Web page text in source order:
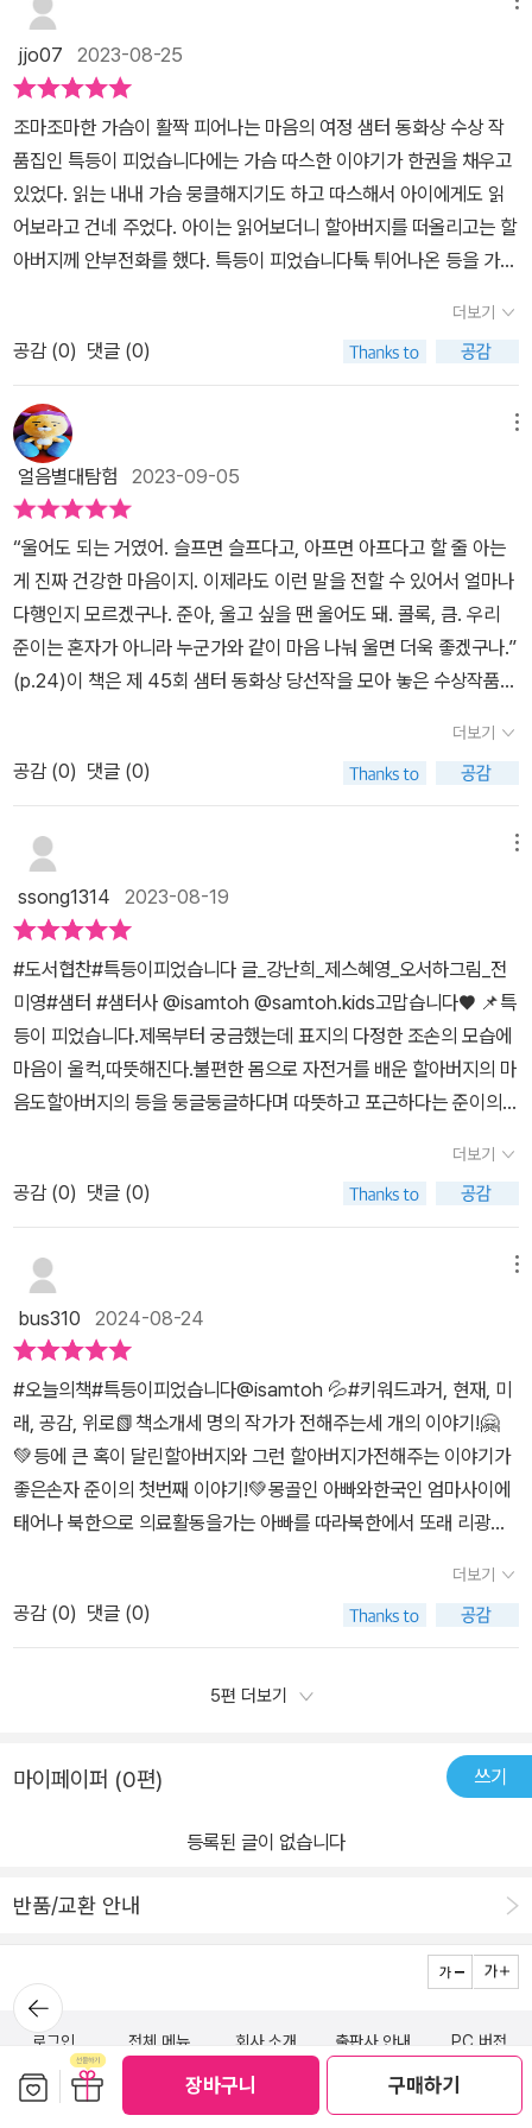
장바구니 구매하기
해 생각해 보면 좋겠다.● 나는 웃음을 통해 전해지는 할머니의 행복
한 마음을 입력하고 배웠다. 행복을 배우면 나도 행복해졌다. 새로운
마음을 배울 때마다 내 마음이 점점 자라는 것 같았다.(76쪽)
어쩐지 홀가분하다광명이의 말로 인해 다시 가슴이 두근거린다서로
달리 살아온 두 아이의 우정으로마음 깊이 있던 상처가 치유되고 회
복된다구름을 보며 광명이 말했던 말이 자꾸만 떠오른다초록이가 희
망을 마주해서 다행이다“저기, 구름이 오른쪽으로 움직이네.”“아니
디. 구름은 바람 따라 움직이는 거디. 그림도 마찬가지고. 마음 따라
기케 붓이 움직이는 거디.” - p.63▪️연두는 손자 로봇이다할머니가 연
두색을 좋아한다는 정보를 참고하여목에 연두색 리본을 매달고 이름
도 연두가 되었다할머니의 감정과 건강을 확인하고 집안일을 돕는다
두의 임무다연두를 진짜 손자처럼 대해주는 할머니는 웃음이 가득하
다동네 사람에게도 손자라고 소개해 준다할머니와 마을 회관에 갔다
가 진돗개 호야를 만나고호야에게서 자신의 할아버지와 연두의 할머
니가 같이 살 수도 있으며 자신은 반려견이기 때문에 한 가족이고나
이가 연두보다 많으니까 형님이라는 이야기를 듣는다함께 살게 되면
쓸모 없어진 자신을 할머니가 다시반품할지도 모른다는 생각에 슬픔
을 느끼는 연두결국 스스로 상자에 들어가서 전원을 내리겠다고 마음
먹고나무 상자에 들어간 그때, 할머니와 할아버지 그리고호야까지 연
두를 찾아 나섰다가 연두를 발견한다진짜 마음을 발견하고 사랑을 만
난 연두의 이야기AI가 느끼는 가족의 사랑이 특별하게 다가온다마을
회관 안에서 할머니와 할아버지의 웃음소리가 크게 흘러나왔다. 웃음
소리를 분석하니, 서로에게 맞장구치는 웃음이었다. 나는 ‘친밀감’이
했다. 새로운 마음이었다. 이 마음도 업그레이드해야 하는데 무엇이
라고 이름 지을 수 없어서 일단 '이상한 마음'이라고 입력했다. - p.82
마음에 꽃이 피는 듯한 책을 만나서 기쁘다가슴이 찡해지고 감동이
밀려온다따뜻한 이 책을 추천한다
특등이 피었습니다>이다. 할아버지와 손자의 사랑을 담은 특등 <특
에게 작약을 설명하신다. '작약을 '함박'이라고도 부른단다. 할아버지
는 이 이름이 더 좋구나. '함박'하면 괜히 기분이 좋아져 웃음이 날 것
같단 말이지. 준이 네 생각은 어떠니?'맞다. '함박'이라는 이름을 떠올
리자 입이 저절로 벌어졌다. 크고 탐스러운 꽃송이가 내 입에 활짝 피
는 것 같았다.​할아버지를 사랑하는 준이, 함박웃음을 짓는 할아버지
를 안아주고 싶은 마음에 할아버지를 두 팔로 감싸 안았다. 할아버지
는 준이가 톡 튀어나온 등에 손자가 불편할 까 걱정이다. 하지만 준이
는 툭 튀어나온 등을 통해 전해지는 할아버지의 목소리가 슬프게 느
껴진다. 할아버지는 어릴 적부터 툭 튀어나온 등 때문에 이름이 아닌
아버지는 ‘툭등’이 아니라 ‘특등’이에요. 제게는 이 세상에 하나밖에
없는 아주 ‘특별한 사랑의 등’이에요.”할아버지는 준이가 쓴 시처럼
둥둥둥글한 가슴을 가지고 살기를 바란다. 평범하게 즐기는 삶을 살
라는 할아버지의 마음과 같다. 하지만 떨어지는 감꽃에 준이 마음도
툭! 툭! 떨어진다. 준이에게 특등은 세상에 하나뿐인 등이다. 준이에게
특등이 더 이쁘게 다가갈수록 준이가 할아버지의 아픔을 이해할수록
할아버지와 가까워지면서도 헤어짐을 준비하고 있는 것만 같아서 마
음이 아려왔다.​ '해거리는 하는 데는 다 이유가 있단다. 감나무는 스스
로 모을 회복하기 위해 노력하고 있는 거야. 꽃을 더 떨어뜨리고, 달려
많이 맺으려면 나무도 힘이 드니 그렇게 쉬어 가며 힘을 키우고 있는
거란다.'​ ​감나무가 사람처럼 스스로 몸을 회복하기 위해 노력하는 모
습 해거리. 마당에 피고 지던 감꽃이 떠올랐다. 떨어진 감꽃으로 훌륭
한 허리띠를 만든 할아버지는 준이에게​ ​'힘든 일이 있어도 기죽지 말
고 당당했으면 좋겠구나. 봐라, 떨어진 꽃도 허리띠로 새로워졌잖니?
준아, 주눅 들지 말아라. 꽃처럼 말이야.' 태어날 때부터 지고 태어났
다는 할아버지는 온전하게 아픔을 느끼며 살아왔다. 제 이름을 두고
도 툭등이로 불리는 할아버지는 무던히도 많이 울었고, 크면서는 누
가 볼까 싶어 눈물만은 애써 참았지만 마음만은 지기 싫었던 모습이
그대로 드러난다. 그래서인지 할아버지에게 ‘툭등네’라는 별칭은 더
아프게 느껴진다. ​울어도 되는 거였어. 슬프면 슬프다고, 아프면 아프
다고 할 줄 아는 게 진짜 건강한 마음이지.​​ ​할아버지의 아픔을 조금씩
낄 수 있다. 할아버지 또한 준이를 따뜻한 시선으로 바라봐 주는 이야
기들이 많았다. 준이를 위한 응원이자 당부의 말이다. 읽는 동안 그리
운 할아버지가 소환되었다. 준이와 할아버지의 따뜻한 마음이 그대로
전해져 책을 덮어도 긴 여운이 남는 이야기였다. 그리운 할아버지가
니다. -​
jjo07 2023-08-25
조마조마한 가슴이 활짝 피어나는 마음의 여정 샘터 동화상 수상 작
품집인 특등이 피었습니다에는 가슴 따스한 이야기가 한권을 채우고
있었다. 읽는 내내 가슴 뭉클해지기도 하고 따스해서 아이에게도 읽
어보라고 건네 주었다. 아이는 읽어보더니 할아버지를 떠올리고는 할
아버지께 안부전화를 했다. 특등이 피었습니다툭 튀어나온 등을 가진
느끼면서도 모른척하며 손자인 준이를 데리러 가기 위해 자전거를 타
고 가시는 할아버지. 할아버지의 사랑을 느껴보지 못한 내게는 알 수
없는 감정이지만, 할아버지의 사랑 듬뿍 받으며 언제나 할아버지의
우선 순위 1번인 아이는 그 모습을 바라보며 할아버지를 떠올렸다. 할
아버지가 부끄럽지 않느냐고 건넨 말에 준이의 가슴은 감꽃이 떨어지
듯 툭 떨어진다. 툭 튀어나온 할아버지의 등을 이 세상에 하나 밖에 없
는 아주 '특별한 사랑의 등'이라며 '특등'이라고 말하는 준이의 모습이
너무나도 사랑스럽다.리광명을 만나다북한에 주기적으로 안과치료를
하러가는 아빠를 따라 북한으로 간 남한 아이. 그곳에서 만나게 된 북
한 아이 리광명.아빠가 북한에서 봉사를 하는 동안 어떤 연락조차 닿
지 않아 아빠를 뺏긴 기분이 들었던 아이는 북한에서 리광명을 만나
고 아빠가 누군가에게 빛을 선물했음을 알게 된다. 그리고 그곳에서
정해진대로, 시키는대로 그리다 잘 그려지지 않는 그림도 마음을 다
해 그리다보면 딜꺼라는 생각을 하게 된다. 아이에게도 새롭게 시작
께 산책도 하면서 보내게 된다. 외로운 할머니의 마음에 사랑이 싹트
면 자신은 다시 돌아가게 될까봐 불안한 로봇 연두. 할머니는 연두를
한없이 사랑하고 있음을 느끼게 된다. 서로 다른 이야기지만 그 안에
는 사랑이 숨쉬고 있다. 할아버지와 손자의 사랑, 일면식없는 누군가
를 위해 봉사하기 위해 북한으로 향하는 안과의사의 사랑, 할머니의
손자 로봇 사랑까지. 마음 따스해지게 만들어준 특등이 피었습니다였
다.출판사로부터 책을 제공받고 주관적으로 쓴 글입니다.
더보기
공감 (0) 댓글 (0)
얼음별대탐험 2023-09-05
“울어도 되는 거였어. 슬프면 슬프다고, 아프면 아프다고 할 줄 아는
게 진짜 건강한 마음이지. 이제라도 이런 말을 전할 수 있어서 얼마나
다행인지 모르겠구나. 준아, 울고 싶을 땐 울어도 돼. 콜록, 큼. 우리
준이는 혼자가 아니라 누군가와 같이 마음 나눠 울면 더욱 좋겠구나.”
(p.24)이 책은 제 45회 샘터 동화상 당선작을 모아 놓은 수상작품집
찾아서>와 <연두색 마음> 이렇게 세 편의 작품이 실려있다. 역시 제
일 좋았던 작품은 대상작 <특등이 피었습니다>. 몸이 불편하신 할아
버지를 부끄러워하지 않고 오히려 그 마음을 알아주고 소중히 생각해
주는 준이의 예쁜 마음씨에 자꾸만 눈길이 머물렀다. 손자와 할아버
그 마음씨가 너무 좋았다. 다르게 살아온 남한 아이와 북한 아이의 우
정을 담은 <리광명을 만나다>, 연두색을 좋아하는 할머니와 귀여운
손자 로봇의 마음을 담은 <연두의 마음>에 이르기까지 하나하나 책
을 읽다보면 마음 한 켠이 절로 따스해지는 감동이 있다. 한마디로 독
자들의 가슴에 온기를 채워주는 선물 같은 책!
더보기
공감 (0) 댓글 (0)
ssong1314 2023-08-19
#도서협찬#특등이피었습니다 글_강난희_제스혜영_오서하그림_전
미영#샘터 #샘터사 @isamtoh @samtoh.kids고맙습니다♥ 📌특
등이 피었습니다.제목부터 궁금했는데 표지의 다정한 조손의 모습에
마음이 울컥,따뜻해진다.불편한 몸으로 자전거를 배운 할아버지의 마
음도할아버지의 등을 둥글둥글하다며 따뜻하고 포근하다는 준이의
온 등을 보고 툭등네라고 부르는 사람들.준이의 툭 등이 아니라 특등
이라고 하는 말에 할아버지 뿐 아니라 나도 감동의 물결이다.'해거리
하는 데는 다 이유가 있단다'할아버지의 말에 스스로 몸을 회복하기
위해 노력하는 감나무를 생각한다.📌리광명을 만나다몽골인 아빠와
한국인 엄마 사이에 태어난 초록이.북한아이 광명이를 만난다.미술선
생님에게 들볶이던 기억을 잊고광명이가 벽화에 색칠하는 것을 본
다.'구름은 바람따라 움직이는 거디.그림도 마찬가지고.마음따라 기케
붓이 움직이는 거디.'광명이의 말에 어떤 상황이든 마음먹기에 따라
달라진다는걸.단순한 진실에 또 깨닫게 된다.📌연두색 마음로봇 연
두를 손자라 부르며 아끼는 할머니.같이 밥을 먹고,산책을 하고 행복
하게 지낸다.진돗개 호야가 할아버지와 할머니가 친밀해지면 자기가
형님이 된다는 말에 연두는 반품될까 걱정한다.숨은 연두를 찾은 할
머니는 기쁨의 눈물을 흘린다.세 이야기가 각기 다른듯 하지만,가족
의 이야기를 나누고 있고,우리의 과거,현재,미래 이야기라 감동과 함
추천 #책육아 #책과함께자라는아이들_허니겸이 #독서하는엄마 #
초등책 #책과일상 #독서맛집 #강심수정책 #책읽는우리집🏠
더보기
공감 (0) 댓글 (0)
bus310 2024-08-24
#오늘의책#특등이피었습니다@isamtoh 💦#키워드과거, 현재, 미
래, 공감, 위로📗책소개세 명의 작가가 전해주는세 개의 이야기!🤗
💚등에 큰 혹이 달린할아버지와 그런 할아버지가전해주는 이야기가
좋은손자 준이의 첫번째 이야기!💚몽골인 아빠와한국인 엄마사이에
태어나 북한으로 의료활동을가는 아빠를 따라북한에서 또래 리광명
과정을그리고 있는 세 번째 이야기!조마조마했던 마음이활짝 피어나
는 여정함께 보실래요?💙#생각더하기모든 세상살이의어려움은 혼
자서해결하는 것이 아니라,💛💚옆에 있는 누군가의따스한 시선과다
정한 말들 덕분에살아가는 힘을 얻는 다는 것을다시금 알게 해준 책
견디고극복하는 방법을 알게 되었고,광명이를 통해유명한 미술선생
님도비싼 물감도 필요없는자연에서 예술적 영감을얻는 법을 터득한
를 알게되요.가지고 있던 문제들을해결해 나가는 과정을통해 '공감'과
이유가 있단다.감나무는 스스로 몸을회복하기 위해노력하고 있는 거
야.꽃을 더 떨어뜨리고,달려 있던 감도더 떨어뜨리면서다음 해를 준
비하는 거지.'#매력찾기제 45회 샘터 동화상수상을 한 세 명의 작가
님들의이야기를 만나 볼 수 있어서좋았어요👍✨️책의 마지막에 있는
추천의 글과 함께작가의 말을 읽으며작품의 의도와 의미를읽으니 작
품을더 잘 이해할 수 있어서도움이 되었어요!✨️도서명: <특등이 피었
습니다>✨️지은이: 글 강난희, 제스 혜영, 오서하,그림 전미영✨️펴낸
더보기
공감 (0) 댓글 (0)
5편 더보기
마이페이퍼 (0편) 쓰기
등록된 글이 없습니다
반품/교환 안내
뒤로가
기
로그인
전체 메뉴 회사 소개 출판사 안내 PC 버전
(주)알라딘커뮤니케이션